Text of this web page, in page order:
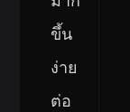
ขึ้น
ง่าย
ต่อ